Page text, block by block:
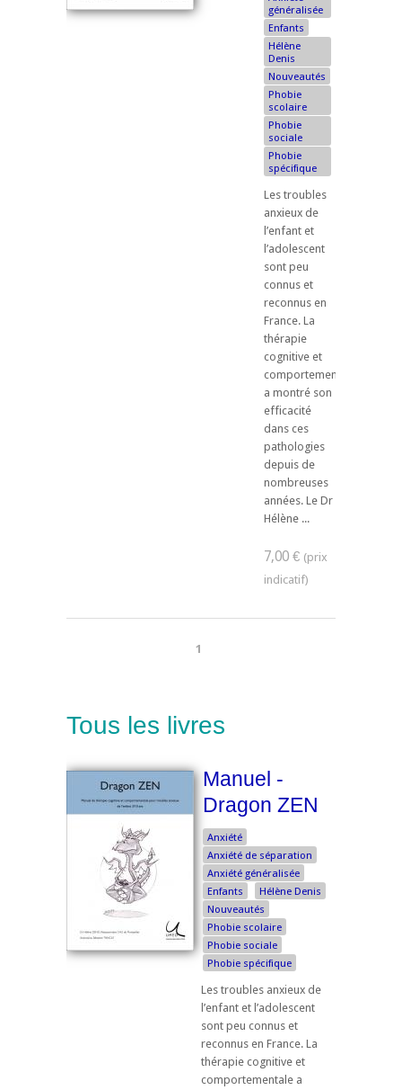
généralisée
Enfants
Hélène
Denis
Nouveautés
Phobie
scolaire
Phobie
sociale
Phobie
spécifique
Les troubles
anxieux de
l’enfant et
l’adolescent
sont peu
connus et
reconnus en
France. La
thérapie
cognitive et
comportementale
a montré son
efficacité
dans ces
pathologies
depuis de
nombreuses
années. Le Dr
Hélène ...
7,00 €
1
Tous les livres
Manuel -
Dragon ZEN
Anxiété
Anxiété de séparation
Anxiété généralisée
Enfants
Hélène Denis
Nouveautés
Phobie scolaire
Phobie sociale
Phobie spécifique
Les troubles anxieux de
l’enfant et l’adolescent
sont peu connus et
reconnus en France. La
thérapie cognitive et
comportementale a